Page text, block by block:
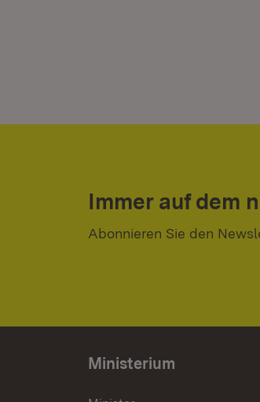
Immer auf dem
Abonnieren Sie den
Ministerium